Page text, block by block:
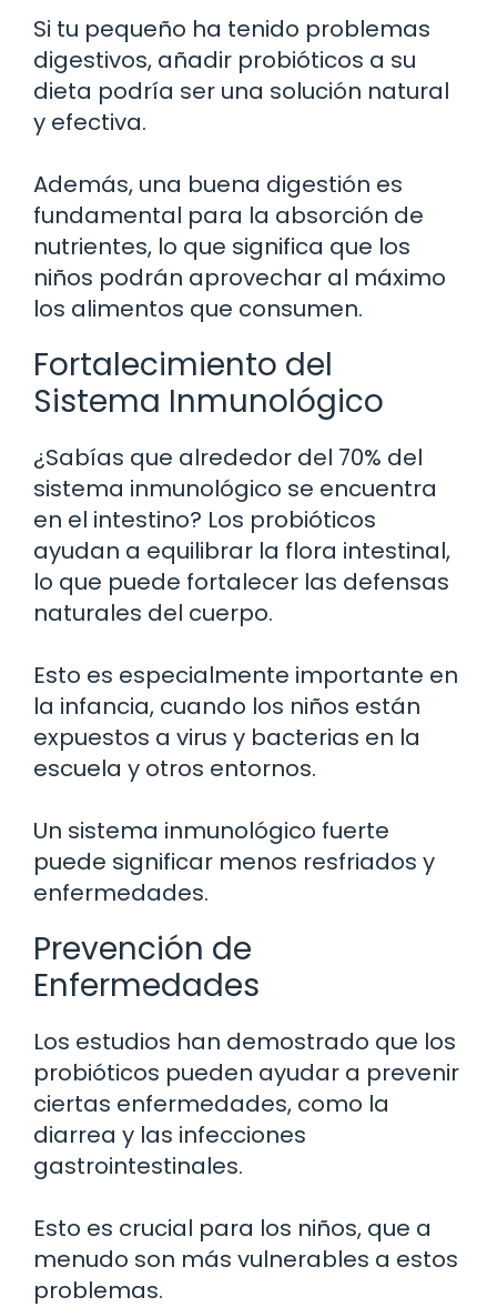
Si tu pequeño ha tenido problemas
digestivos, añadir probióticos a su
dieta podría ser una solución natural
y efectiva.
Además, una buena digestión es
fundamental para la absorción de
nutrientes, lo que significa que los
niños podrán aprovechar al máximo
los alimentos que consumen.
Fortalecimiento del
Sistema Inmunológico
¿Sabías que alrededor del 70% del
sistema inmunológico se encuentra
en el intestino? Los probióticos
ayudan a equilibrar la flora intestinal,
lo que puede fortalecer las defensas
naturales del cuerpo.
Esto es especialmente importante en
la infancia, cuando los niños están
expuestos a virus y bacterias en la
escuela y otros entornos.
Un sistema inmunológico fuerte
puede significar menos resfriados y
enfermedades.
Prevención de
Enfermedades
Los estudios han demostrado que los
probióticos pueden ayudar a prevenir
ciertas enfermedades, como la
diarrea y las infecciones
gastrointestinales.
Esto es crucial para los niños, que a
menudo son más vulnerables a estos
problemas.